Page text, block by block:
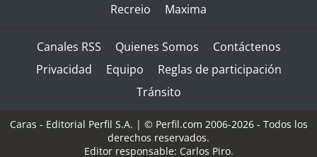
Recreio
Maxima
Canales RSS Quienes Somos
Contáctenos
Privacidad
Equipo
Reglas de participación
Tránsito
Caras - Editorial Perfil S.A. | © Perfil.com 2006-2026 - Todos los
derechos reservados.
Editor responsable: Carlos Piro.